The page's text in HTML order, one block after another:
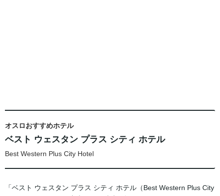
オスロおすすめホテル
ベスト ウェスタン プラス シティ ホテル
Best Western Plus City Hotel
「ベスト ウェスタン プラス シティ ホテル（Best Western Plus City